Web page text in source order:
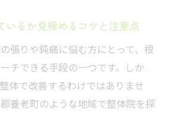
いるか見極めるコツと注意点
張りや鈍痛に悩む方にとって、根
チできる手段の一つです。しか
体で改善するわけではありませ
養老町のような地域で整体院を探